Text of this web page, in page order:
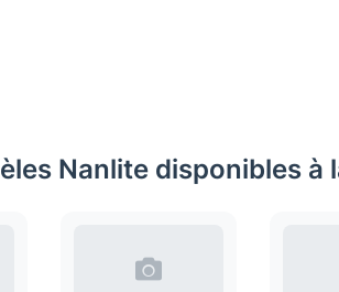
Nanlite disponibles à